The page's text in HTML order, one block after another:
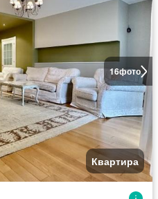
16фото
Квартира